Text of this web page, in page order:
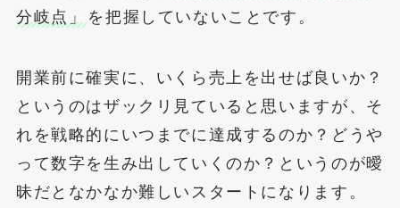
分岐点」
を把握していないことです。
開業前に確実に、いくら売上を出せば良いか？
というのはザックリ見ていると思いますが、そ
れを戦略的にいつまでに達成するのか？どうや
って数字を生み出していくのか？というのが曖
昧だとなかなか難しいスタートになります。